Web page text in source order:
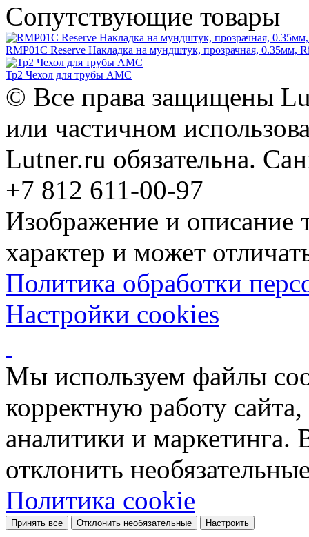
Сопутствующие товары
RMP01C Reserve Накладка на мундштук, прозрачная, 0.35мм,
Тр2 Чехол для трубы АМС
© Все права защищены
или частичном
Lutner.ru обязательна.
+7 812 611-00-97
Изображение и описание
характер и может
Политика обработки
Настройки cookies
Мы используем файлы
корректную работу
аналитики и
отклонить
Политика cookie
Принять все Отклонить необязательные Настроить